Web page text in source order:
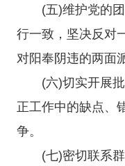
(五)维护党的
行一致，坚决反对
对阳奉阴违的两面
(六)切实开展
正工作中的缺点、
争。
(七)密切联系